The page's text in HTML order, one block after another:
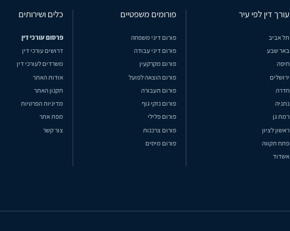
עורך דין לפי עיר
תל אביב
באר שבע
חיפה
ירושלים
חדרה
נתניה
רמת גן
ראשון לציון
פתח תקווה
אשדוד
פורומים משפטיים
פורום דיני משפחה
פורום דיני עבודה
פורום מקרקעין
פורום הוצאה לפועל
פורום תעבורה
פורום נזקי גוף
פורום פלילי
פורום צרכנות
פורום מיסים
כלים ושירותים
פרסום עורכי דין
דרושים עורכי דין
משרדים לעורכי דין
אודות האתר
תקנון האתר
מדיניות הפרטיות
מפת אתר
צור קשר